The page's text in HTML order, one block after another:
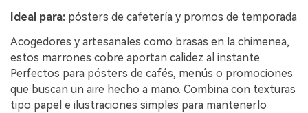
Ideal para: pósters de cafetería y promos de temporada
Acogedores y artesanales como brasas en la chimenea,
estos marrones cobre aportan calidez al instante.
Perfectos para pósters de cafés, menús o promociones
que buscan un aire hecho a mano. Combina con texturas
tipo papel e ilustraciones simples para mantenerlo